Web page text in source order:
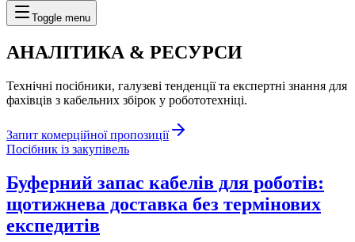
Toggle menu
АНАЛІТИКА & РЕСУРСИ
Технічні посібники, галузеві тенденції та експертні знання для
фахівців з кабельних збірок у робототехніці.
Запит комерційної пропозиції
Посібник із закупівель
Буферний запас кабелів для роботів:
щотижнева доставка без термінових
експедитів